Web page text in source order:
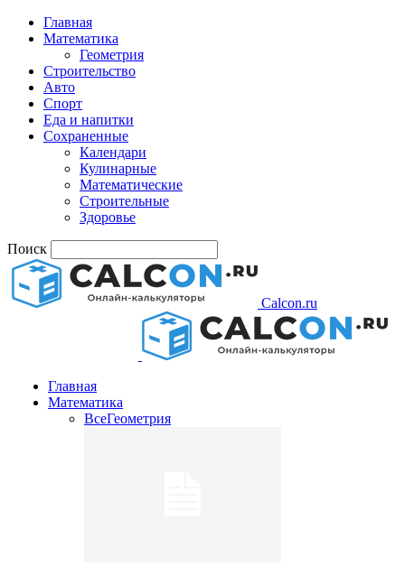
Главная
Математика
Геометрия
Строительство
Авто
Спорт
Еда и напитки
Сохраненные
Календари
Кулинарные
Математические
Строительные
Здоровье
Поиск
Calcon.ru
Главная
Математика
ВсеГеометрия